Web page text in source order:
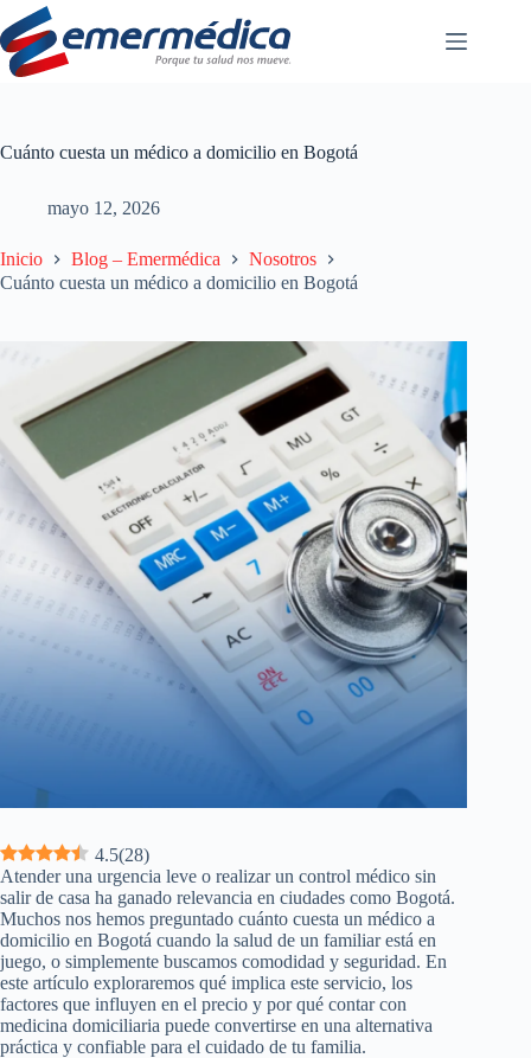
Saltar
al
contenido
Cuánto cuesta un médico a domicilio en Bogotá
mayo 12, 2026
Inicio Blog – Emermédica
Nosotros
Cuánto cuesta un médico a domicilio en Bogotá
4.5(28)
Atender una urgencia leve o realizar un control médico sin
salir de casa ha ganado relevancia en ciudades como Bogotá.
Muchos nos hemos preguntado cuánto cuesta un médico a
domicilio en Bogotá cuando la salud de un familiar está en
juego, o simplemente buscamos comodidad y seguridad. En
este artículo exploraremos qué implica este servicio, los
factores que influyen en el precio y por qué contar con
medicina domiciliaria puede convertirse en una alternativa
práctica y confiable para el cuidado de tu familia.